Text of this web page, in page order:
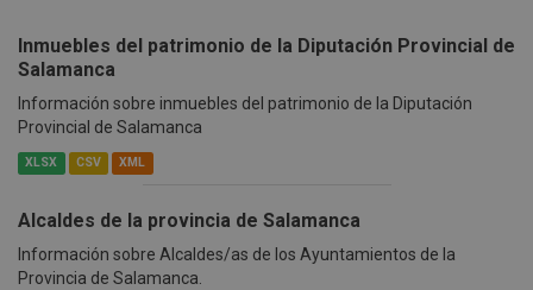
Inmuebles del patrimonio de la Diputación Provincial de
Salamanca
Información sobre inmuebles del patrimonio de la Diputación
Provincial de Salamanca
XLSX CSV XML
Alcaldes de la provincia de Salamanca
Información sobre Alcaldes/as de los Ayuntamientos de la
Provincia de Salamanca.